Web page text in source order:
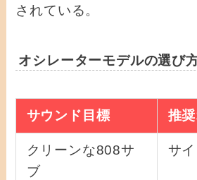
されている。
オシレーターモデルの選び
サウンド目標 推
クリーンな808サ
ブ
サ